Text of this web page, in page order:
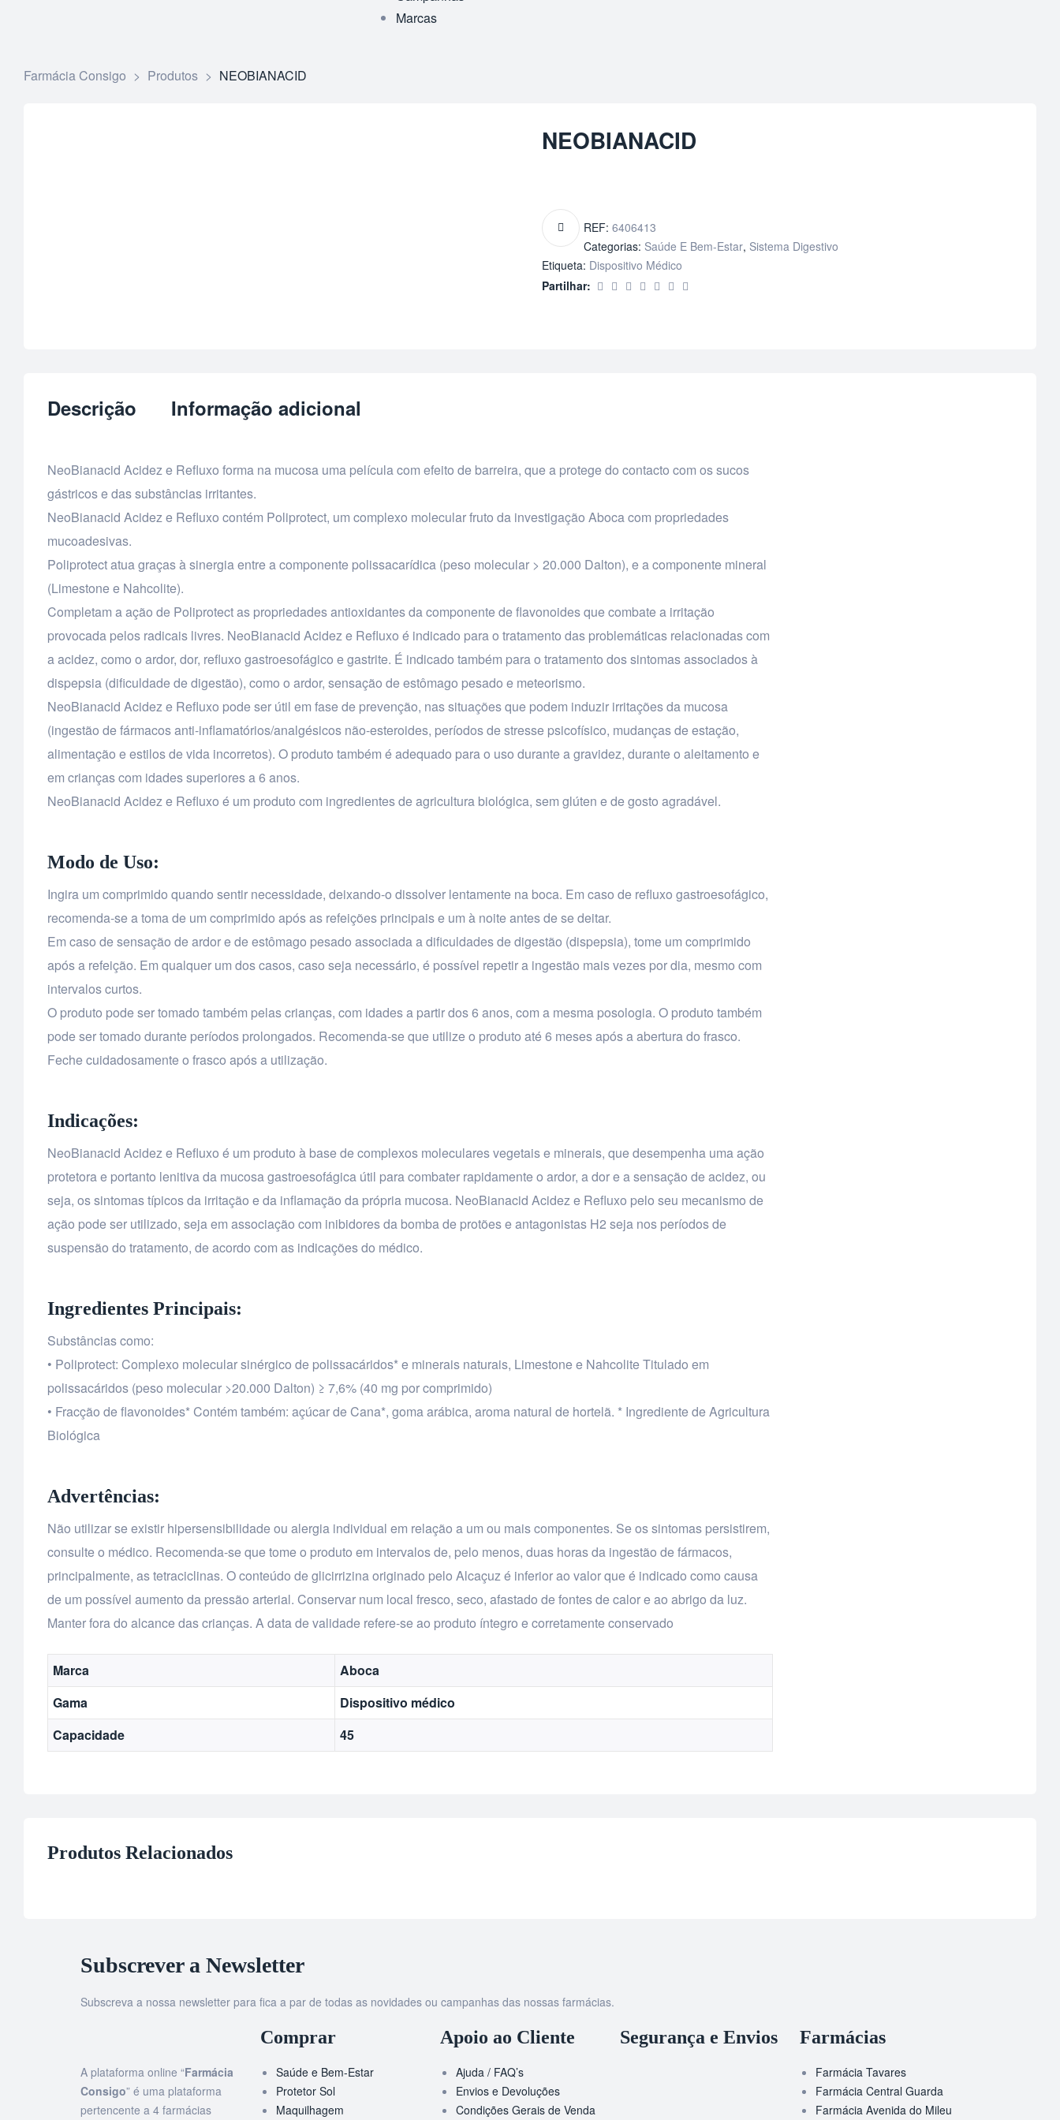
Marcas
Farmácia Consigo > Produtos > NEOBIANACID
NEOBIANACID
REF: 6406413
Categorias: Saúde E Bem-Estar, Sistema Digestivo
Etiqueta: Dispositivo Médico
Partilhar:
Descrição Informação adicional
NeoBianacid Acidez e Refluxo forma na mucosa uma película com efeito de barreira, que a protege do contacto com os sucos
gástricos e das substâncias irritantes.
NeoBianacid Acidez e Refluxo contém Poliprotect, um complexo molecular fruto da investigação Aboca com propriedades
mucoadesivas.
Poliprotect atua graças à sinergia entre a componente polissacarídica (peso molecular > 20.000 Dalton), e a componente mineral
(Limestone e Nahcolite).
Completam a ação de Poliprotect as propriedades antioxidantes da componente de flavonoides que combate a irritação
provocada pelos radicais livres. NeoBianacid Acidez e Refluxo é indicado para o tratamento das problemáticas relacionadas com
a acidez, como o ardor, dor, refluxo gastroesofágico e gastrite. É indicado também para o tratamento dos sintomas associados à
dispepsia (dificuldade de digestão), como o ardor, sensação de estômago pesado e meteorismo.
NeoBianacid Acidez e Refluxo pode ser útil em fase de prevenção, nas situações que podem induzir irritações da mucosa
(ingestão de fármacos anti-inflamatórios/analgésicos não-esteroides, períodos de stresse psicofísico, mudanças de estação,
alimentação e estilos de vida incorretos). O produto também é adequado para o uso durante a gravidez, durante o aleitamento e
em crianças com idades superiores a 6 anos.
NeoBianacid Acidez e Refluxo é um produto com ingredientes de agricultura biológica, sem glúten e de gosto agradável.
Modo de Uso:
Ingira um comprimido quando sentir necessidade, deixando-o dissolver lentamente na boca. Em caso de refluxo gastroesofágico,
recomenda-se a toma de um comprimido após as refeições principais e um à noite antes de se deitar.
Em caso de sensação de ardor e de estômago pesado associada a dificuldades de digestão (dispepsia), tome um comprimido
após a refeição. Em qualquer um dos casos, caso seja necessário, é possível repetir a ingestão mais vezes por dia, mesmo com
intervalos curtos.
O produto pode ser tomado também pelas crianças, com idades a partir dos 6 anos, com a mesma posologia. O produto também
pode ser tomado durante períodos prolongados. Recomenda-se que utilize o produto até 6 meses após a abertura do frasco.
Feche cuidadosamente o frasco após a utilização.
Indicações:
NeoBianacid Acidez e Refluxo é um produto à base de complexos moleculares vegetais e minerais, que desempenha uma ação
protetora e portanto lenitiva da mucosa gastroesofágica útil para combater rapidamente o ardor, a dor e a sensação de acidez, ou
seja, os sintomas típicos da irritação e da inflamação da própria mucosa. NeoBianacid Acidez e Refluxo pelo seu mecanismo de
ação pode ser utilizado, seja em associação com inibidores da bomba de protões e antagonistas H2 seja nos períodos de
suspensão do tratamento, de acordo com as indicações do médico.
Ingredientes Principais:
Substâncias como:
• Poliprotect: Complexo molecular sinérgico de polissacáridos* e minerais naturais, Limestone e Nahcolite Titulado em
polissacáridos (peso molecular >20.000 Dalton) ≥ 7,6% (40 mg por comprimido)
• Fracção de flavonoides* Contém também: açúcar de Cana*, goma arábica, aroma natural de hortelã. * Ingrediente de Agricultura
Biológica
Advertências:
Não utilizar se existir hipersensibilidade ou alergia individual em relação a um ou mais componentes. Se os sintomas persistirem,
consulte o médico. Recomenda-se que tome o produto em intervalos de, pelo menos, duas horas da ingestão de fármacos,
principalmente, as tetraciclinas. O conteúdo de glicirrizina originado pelo Alcaçuz é inferior ao valor que é indicado como causa
de um possível aumento da pressão arterial. Conservar num local fresco, seco, afastado de fontes de calor e ao abrigo da luz.
Manter fora do alcance das crianças. A data de validade refere-se ao produto íntegro e corretamente conservado
Marca
Aboca
Gama
Dispositivo médico
Capacidade
45
Produtos Relacionados
Subscrever a Newsletter
Subscreva a nossa newsletter para fica a par de todas as novidades ou campanhas das nossas farmácias.
A plataforma online “Farmácia
Consigo” é uma plataforma
pertencente a 4 farmácias
Comprar
Saúde e Bem-Estar
Protetor Sol
Maquilhagem
Apoio ao Cliente
Ajuda / FAQ’s
Envios e Devoluções
Condições Gerais de Venda
Segurança e Envios Farmácias
Farmácia Tavares
Farmácia Central Guarda
Farmácia Avenida do Mileu